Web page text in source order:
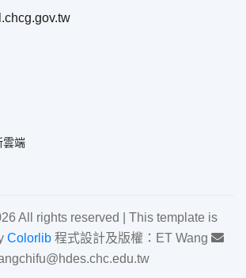
雲端
All rights reserved | This template is
Colorlib 程式設計及版權：ET Wang